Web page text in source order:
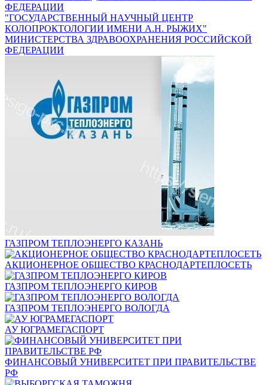
"ГОСУДАРСТВЕННЫЙ НАУЧНЫЙ ЦЕНТР
КОЛОПРОКТОЛОГИИ ИМЕНИ А.Н. РЫЖИХ"
МИНИСТЕРСТВА ЗДРАВООХРАНЕНИЯ РОССИЙСКОЙ
ФЕДЕРАЦИИ
ГАЗПРОМ ТЕПЛОЭНЕРГО КАЗАНЬ
АКЦИОНЕРНОЕ ОБЩЕСТВО КРАСНОДАРТЕПЛОСЕТЬ
ГАЗПРОМ ТЕПЛОЭНЕРГО КИРОВ
ГАЗПРОМ ТЕПЛОЭНЕРГО ВОЛОГДА
АУ ЮГРАМЕГАСПОРТ
ФИНАНСОВЫЙ УНИВЕРСИТЕТ ПРИ ПРАВИТЕЛЬСТВЕ
РФ